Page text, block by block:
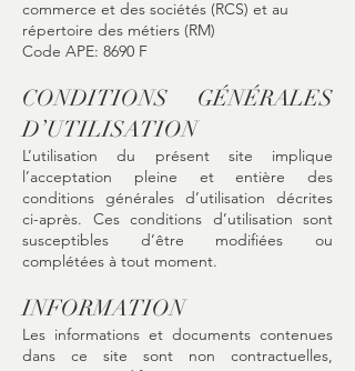
commerce et des sociétés (RCS) et au
répertoire des métiers (RM)
Code APE: 8690 F
CONDITIONS GÉNÉRALES
D’UTILISATION
L’utilisation du présent site implique
l’acceptation pleine et entière des
conditions générales d’utilisation décrites
ci-après. Ces conditions d’utilisation sont
susceptibles d’être modifiées ou
complétées à tout moment.
INFORMATION
Les informations et documents contenues
dans ce site sont non contractuelles,